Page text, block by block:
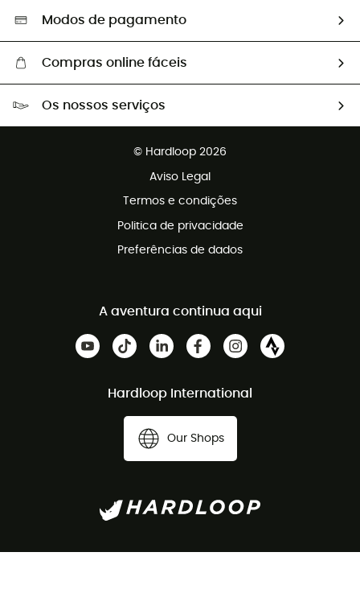
Seleção eco-responsável
Modos de pagamento
Compras online fáceis
Devoluções gratuitas em 100 dias
Os nossos serviços
© Hardloop 2026
Aviso Legal
Termos e condições
Politica de privacidade
Preferências de dados
A aventura continua aqui
Hardloop International
Our Shops